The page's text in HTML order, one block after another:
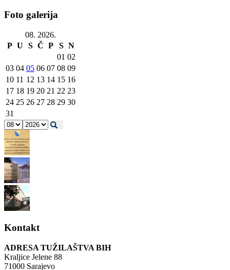
Foto galerija
08. 2026.
P U S Č P S N
01 02
03 04 05 06 07 08 09
10 11 12 13 14 15 16
17 18 19 20 21 22 23
24 25 26 27 28 29 30
31
Kontakt
ADRESA TUŽILAŠTVA BIH
Kraljice Jelene 88
71000 Sarajevo